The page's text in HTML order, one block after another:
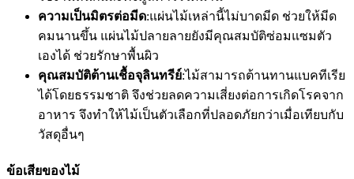
ความเป็นมิตรต่อมีด:แผ่นไม้เหล่านี้ไม่บาดมีด ช่วยให้มีด
คมนานขึ้น แผ่นไม้ปลายลายยังมีคุณสมบัติซ่อมแซมตัว
เองได้ ช่วยรักษาพื้นผิว
คุณสมบัติต้านเชื้อจุลินทรีย์:ไม้สามารถต้านทานแบคทีเรีย
ได้โดยธรรมชาติ จึงช่วยลดความเสี่ยงต่อการเกิดโรคจาก
อาหาร จึงทำให้ไม้เป็นตัวเลือกที่ปลอดภัยกว่าเมื่อเทียบกับ
วัสดุอื่นๆ
ข้อเสียของไม้